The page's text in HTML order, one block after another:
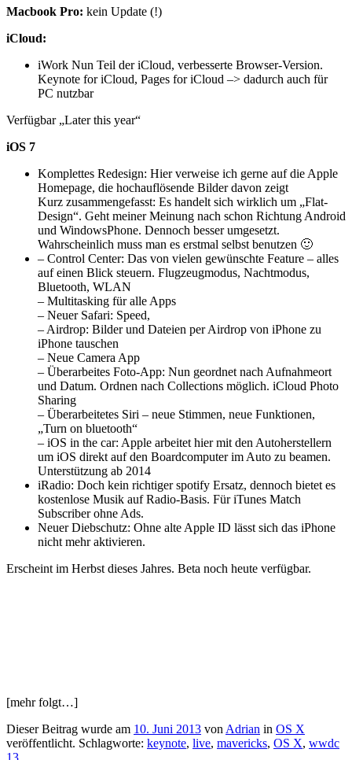
Macbook Pro: kein Update (!)
iCloud:
iWork Nun Teil der iCloud, verbesserte Browser-Version.
Keynote for iCloud, Pages for iCloud –> dadurch auch für
PC nutzbar
Verfügbar „Later this year“
iOS 7
Komplettes Redesign: Hier verweise ich gerne auf die Apple
Homepage, die hochauflösende Bilder davon zeigt
Kurz zusammengefasst: Es handelt sich wirklich um „Flat-
Design“. Geht meiner Meinung nach schon Richtung Android
und WindowsPhone. Dennoch besser umgesetzt.
Wahrscheinlich muss man es erstmal selbst benutzen 🙂
– Control Center: Das von vielen gewünschte Feature – alles
auf einen Blick steuern. Flugzeugmodus, Nachtmodus,
Bluetooth, WLAN
– Multitasking für alle Apps
– Neuer Safari: Speed,
– Airdrop: Bilder und Dateien per Airdrop von iPhone zu
iPhone tauschen
– Neue Camera App
– Überarbeites Foto-App: Nun geordnet nach Aufnahmeort
und Datum. Ordnen nach Collections möglich. iCloud Photo
Sharing
– Überarbeitetes Siri – neue Stimmen, neue Funktionen,
„Turn on bluetooth“
– iOS in the car: Apple arbeitet hier mit den Autoherstellern
um iOS direkt auf den Boardcomputer im Auto zu beamen.
Unterstützung ab 2014
iRadio: Doch kein richtiger spotify Ersatz, dennoch bietet es
kostenlose Musik auf Radio-Basis. Für iTunes Match
Subscriber ohne Ads.
Neuer Diebschutz: Ohne alte Apple ID lässt sich das iPhone
nicht mehr aktivieren.
Erscheint im Herbst dieses Jahres. Beta noch heute verfügbar.
[mehr folgt…]
Dieser Beitrag wurde am 10. Juni 2013 von Adrian in OS X
veröffentlicht. Schlagworte: keynote, live, mavericks, OS X, wwdc
13